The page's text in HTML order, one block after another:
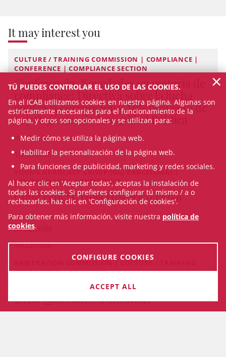
It may interest you
CULTURE / TRAINING COMMISSION | COMPLIANCE |
CONFERENCE | COMPLIANCE SECTION
Conferencia: Novedades en materia de
contra la corrupción y Anteproyecto de
Ley Orgánica de Integridad Pública
IN-PERSON
10/27/2026
YOUNG ADVOCACY GROUP (GAJ BARCELONA) |
PENITENTIARY | CONFERENCE
Conferencia: Hoja Histórico Penal
IN-PERSON
10/22/2026
ARBITRATION COMMISSION | CULTURE / TRAINING
COMMISSION | CONGRESS
International Arbitration Congress
2026. Quo Vadis Arbitration
TÚ PUEDES CONTROLAR EL USO DE LAS COOKIES.
En el ICAB utilizamos cookies en nuestra página. Algunas son
estrictamente necesarias para el funcionamiento de la
página, y otros son opcionales y se utilizan para:
Medir cómo se utiliza la página web.
Habilitar la personalización de la página web.
Para funciones de publicidad, marketing y redes sociales.
Al hacer clic en 'Aceptar todas', aceptas la instalación de
todas las cookies. Si prefieres configurar tú mismo / a o
rechazarlas, haz clic en 'Configuración de cookies'.
Para obtener más información, visite nuestra política de
cookies.
CONFIGURE COOKIES
ACCEPT ALL
×